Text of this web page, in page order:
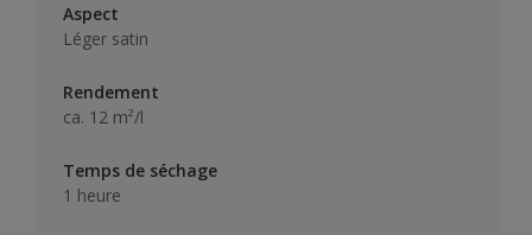
Aspect
Léger satin
Rendement
ca. 12 m²/l
Temps de séchage
1 heure